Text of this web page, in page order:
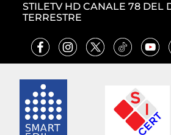
STILETV HD CANALE 78 DEL
TERRESTRE